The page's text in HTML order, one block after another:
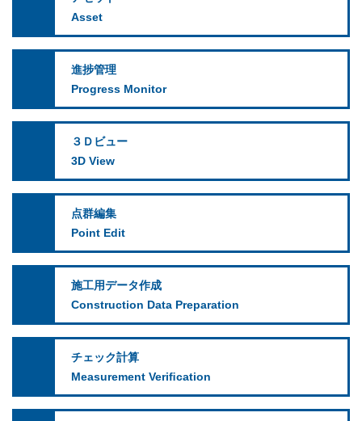
Asset
進捗管理
Progress Monitor
３Ｄビュー
3D View
点群編集
Point Edit
施工用データ作成
Construction Data Preparation
チェック計算
Measurement Veriﬁcation